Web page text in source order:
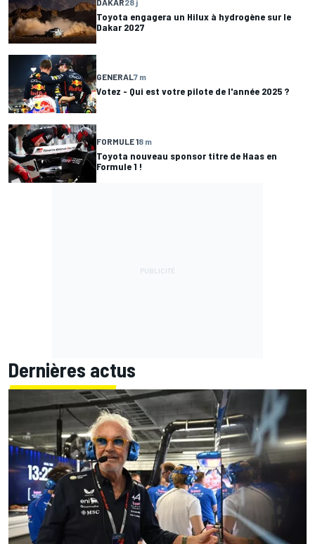
Toyota engagera un Hilux à hydrogène sur le
Dakar 2027
GENERAL7 m
Votez - Qui est votre pilote de l'année 2025 ?
FORMULE 18 m
Toyota nouveau sponsor titre de Haas en
Formule 1 !
Dernières actus